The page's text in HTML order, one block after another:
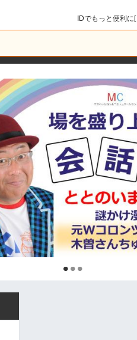
IDでもっと便利に[